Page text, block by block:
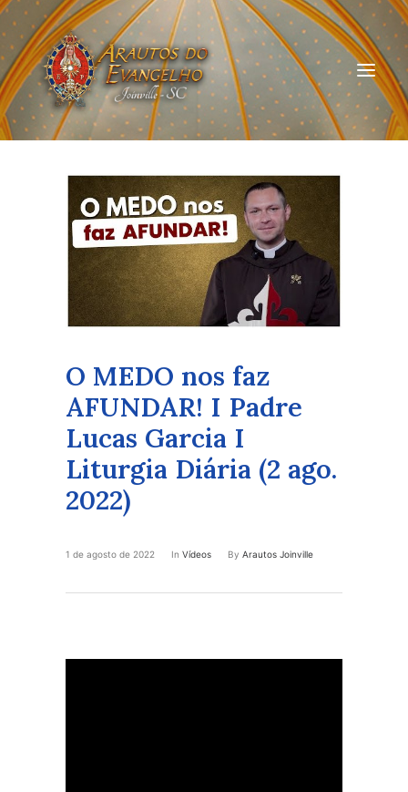
HOME
QUEM SOMOS
ARAUTOS JOINVILLE
CURSOS ON-LINE
O MEDO nos faz
AFUNDAR! I Padre
Lucas Garcia I
Liturgia Diária (2 ago.
2022)
1 de agosto de 2022 In Vídeos By Arautos Joinville